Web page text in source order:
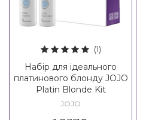
(1)
Набір для ідеального
платинового блонду JOJO
Platin Blonde Kit
JOJO